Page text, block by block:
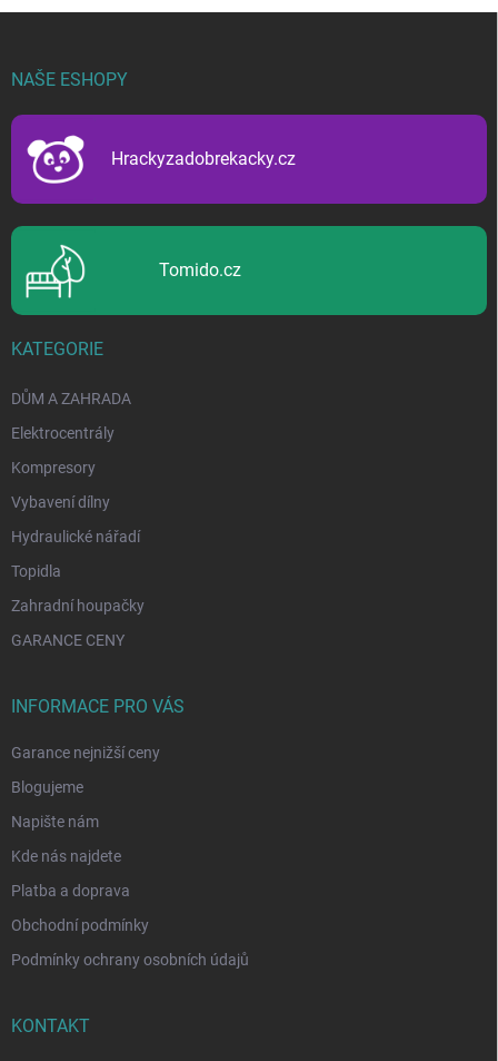
NAŠE ESHOPY
Hrackyzadobrekacky.cz
Tomido.cz
KATEGORIE
DŮM A ZAHRADA
Elektrocentrály
Kompresory
Vybavení dílny
Hydraulické nářadí
Topidla
Zahradní houpačky
GARANCE CENY
INFORMACE PRO VÁS
Garance nejnižší ceny
Blogujeme
Napište nám
Kde nás najdete
Platba a doprava
Obchodní podmínky
Podmínky ochrany osobních údajů
KONTAKT